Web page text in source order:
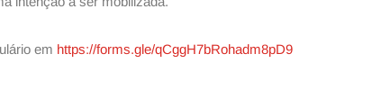
em https://forms.gle/qCggH7bRohadm8pD9